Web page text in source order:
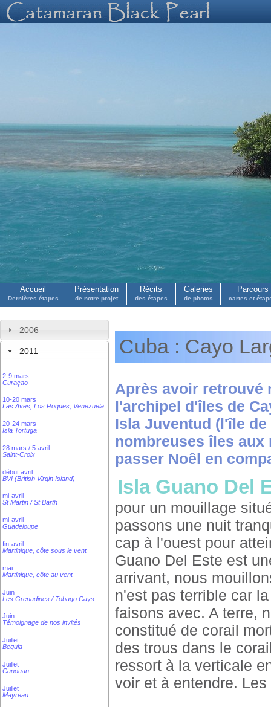
Accueil
Dernières étapes
Présentation
de notre projet
Récits
des étapes
Galeries
de photos
Parcours
cartes et
2006
2011
2-9 mars
Curaçao
10-20 mars
Las Aves, Los Roques, Venezuela
20-24 mars
Isla Tortuga
28 mars / 5 avril
Saint-Croix
début avril
BVI (British Virgin Island)
mi-avril
St Martin / St Barth
mi-avril
Guadeloupe
fin-avril
Martinique, côte sous le vent
mai
Martinique, côte au vent
Juin
Les Grenadines / Tobago Cays
Juin
Témoignage de nos invités
Juillet
Bequia
Juillet
Canouan
Juillet
Mayreau
Cuba : Cayo
Après avoir retrouvé
l'archipel d'îles de
Isla Juventud (l'île
nombreuses îles
passer Noêl en
Isla Guano Del
pour un mouillage
passons une nuit
cap à l'ouest pour
Guano Del Este est
arrivant, nous
n'est pas terrible car
faisons avec. A terre,
constitué de corail
des trous dans le
ressort à la verticale
voir et à entendre.